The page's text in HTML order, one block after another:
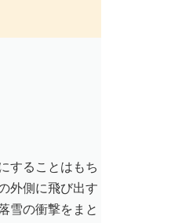
することはもち
外側に飛び出す
雪の衝撃をまと